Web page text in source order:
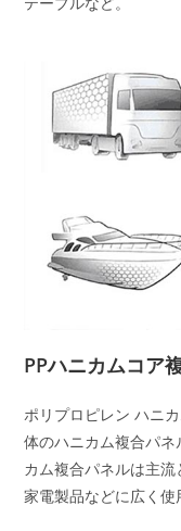
PPハニカムコア
ポリプロピレン ハニ
体のハニカム複合パ
カム複合パネルは主流
家電製品などに広く使